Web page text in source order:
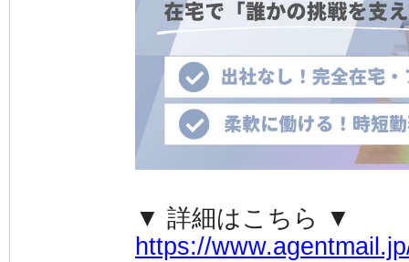
▼ 詳細はこちら ▼
https://